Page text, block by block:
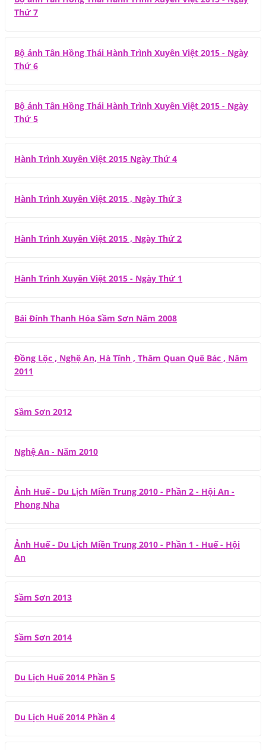
Thứ 7
Bộ ảnh Tân Hồng Thái Hành Trình Xuyên Việt 2015 - Ngày
Thứ 6
Bộ ảnh Tân Hồng Thái Hành Trình Xuyên Việt 2015 - Ngày
Thứ 5
Hành Trình Xuyên Việt 2015 Ngày Thứ 4
Hành Trình Xuyên Việt 2015 , Ngày Thứ 3
Hành Trình Xuyên Việt 2015 , Ngày Thứ 2
Hành Trình Xuyên Việt 2015 - Ngày Thứ 1
Bái Đính Thanh Hóa Sầm Sơn Năm 2008
Đồng Lộc , Nghệ An, Hà Tĩnh , Thăm Quan Quê Bác , Năm
2011
Sầm Sơn 2012
Nghệ An - Năm 2010
Ảnh Huế - Du Lịch Miền Trung 2010 - Phần 2 - Hội An -
Phong Nha
Ảnh Huế - Du Lịch Miền Trung 2010 - Phần 1 - Huế - Hội
An
Sầm Sơn 2013
Sầm Sơn 2014
Du Lịch Huế 2014 Phần 5
Du Lịch Huế 2014 Phần 4